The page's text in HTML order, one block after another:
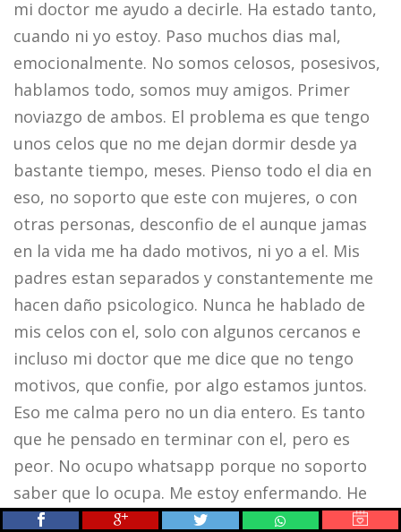
mi doctor me ayudo a decirle. Ha estado tanto,
cuando ni yo estoy. Paso muchos dias mal,
emocionalmente. No somos celosos, posesivos,
hablamos todo, somos muy amigos. Primer
noviazgo de ambos. El problema es que tengo
unos celos que no me dejan dormir desde ya
bastante tiempo, meses. Pienso todo el dia en
eso, no soporto que este con mujeres, o con
otras personas, desconfio de el aunque jamas
en la vida me ha dado motivos, ni yo a el. Mis
padres estan separados y constantemente me
hacen daño psicologico. Nunca he hablado de
mis celos con el, solo con algunos cercanos e
incluso mi doctor que me dice que no tengo
motivos, que confie, por algo estamos juntos.
Eso me calma pero no un dia entero. Es tanto
que he pensado en terminar con el, pero es
peor. No ocupo whatsapp porque no soporto
saber que lo ocupa. Me estoy enfermando. He
pensado en decirle que en este periodo